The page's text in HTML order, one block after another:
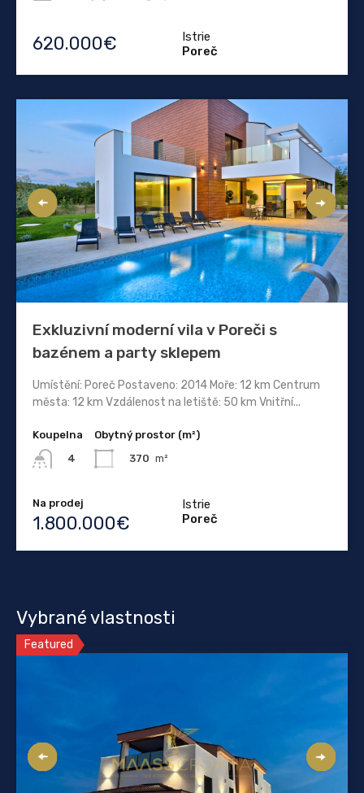
620.000€
Istrie
Poreč
Exkluzivní moderní vila v Poreči s
bazénem a party sklepem
Umístění: Poreč Postaveno: 2014 Moře: 12 km Centrum
města: 12 km Vzdálenost na letiště: 50 km Vnitřní...
Koupelna
4
Obytný prostor (m²)
370 m²
Na prodej
1.800.000€
Istrie
Poreč
Vybrané vlastnosti
Featured